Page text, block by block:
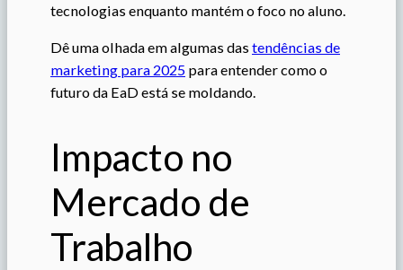
tecnologias enquanto mantém o foco no aluno.
Dê uma olhada em algumas dastendências de
marketing para 2025 para entender como o
futuro da EaD está se moldando.
Impacto no
Mercado de
Trabalho